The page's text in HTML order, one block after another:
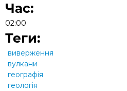
Час:
02:00
Теги:
виверження
вулкани
географія
геологія